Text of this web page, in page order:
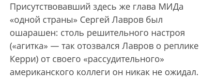
Присутствовавший здесь же глава МИДа
«одной страны» Сергей Лавров был
ошарашен: столь решительного настроя
(«агитка» — так отозвался Лавров о реплике
Керри) от своего «рассудительного»
американского коллеги он никак не ожидал.